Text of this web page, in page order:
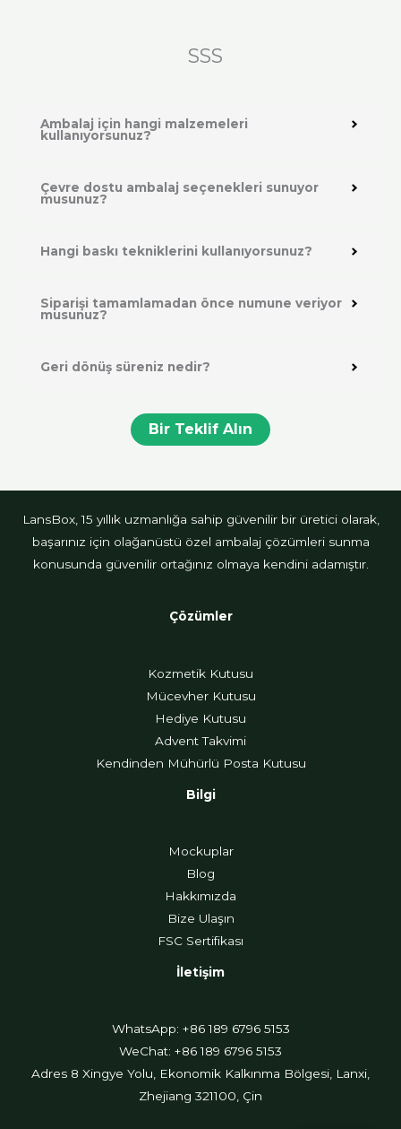
SSS
Ambalaj için hangi malzemeleri
kullanıyorsunuz?
Çevre dostu ambalaj seçenekleri sunuyor
musunuz?
Hangi baskı tekniklerini kullanıyorsunuz?
Siparişi tamamlamadan önce numune veriyor
musunuz?
Geri dönüş süreniz nedir?
Bir Teklif Alın
LansBox, 15 yıllık uzmanlığa sahip güvenilir bir üretici olarak,
başarınız için olağanüstü özel ambalaj çözümleri sunma
konusunda güvenilir ortağınız olmaya kendini adamıştır.
Çözümler
Kozmetik Kutusu
Mücevher Kutusu
Hediye Kutusu
Advent Takvimi
Kendinden Mühürlü Posta Kutusu
Bilgi
Mockuplar
Blog
Hakkımızda
Bize Ulaşın
FSC Sertifikası
İletişim
WhatsApp: +86 189 6796 5153
WeChat: +86 189 6796 5153
Adres 8 Xingye Yolu, Ekonomik Kalkınma Bölgesi, Lanxi,
Zhejiang 321100, Çin